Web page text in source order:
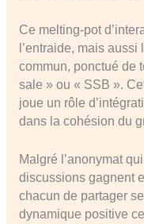
Ce melting-pot
l’entraide, mais aussi
commun, ponctué de
sale » ou « SSB ».
joue un rôle
dans la cohésion du
Malgré l’anonymat
discussions gagnent
chacun de partager
dynamique positive